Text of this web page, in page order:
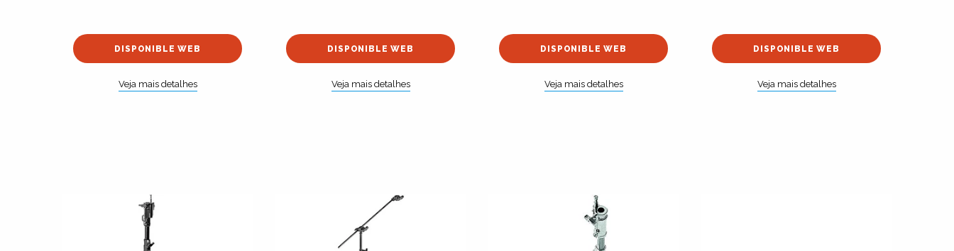
DISPONIBLE WEB
Veja mais detalhes
DISPONIBLE WEB
Veja mais detalhes
DISPONIBLE WEB
Veja mais detalhes
DISPONIBLE WEB
Veja mais detalhes